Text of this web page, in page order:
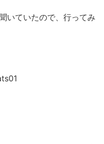
いていたので、行ってみ